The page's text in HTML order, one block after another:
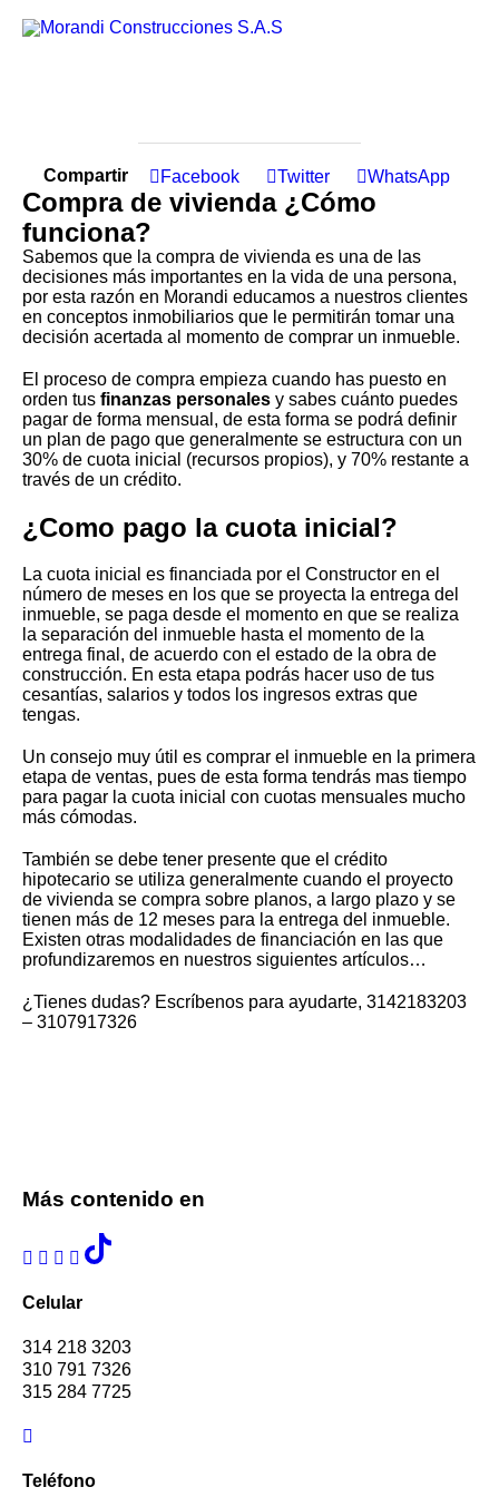
Compartir Facebook Twitter WhatsApp
Compra de vivienda ¿Cómo
funciona?
Sabemos que la compra de vivienda es una de las
decisiones más importantes en la vida de una persona,
por esta razón en Morandi educamos a nuestros clientes
en conceptos inmobiliarios que le permitirán tomar una
decisión acertada al momento de comprar un inmueble.
El proceso de compra empieza cuando has puesto en
orden tus finanzas personales y sabes cuánto puedes
pagar de forma mensual, de esta forma se podrá definir
un plan de pago que generalmente se estructura con un
30% de cuota inicial (recursos propios), y 70% restante a
través de un crédito.
¿Como pago la cuota inicial?
La cuota inicial es financiada por el Constructor en el
número de meses en los que se proyecta la entrega del
inmueble, se paga desde el momento en que se realiza
la separación del inmueble hasta el momento de la
entrega final, de acuerdo con el estado de la obra de
construcción. En esta etapa podrás hacer uso de tus
cesantías, salarios y todos los ingresos extras que
tengas.
Un consejo muy útil es comprar el inmueble en la primera
etapa de ventas, pues de esta forma tendrás mas tiempo
para pagar la cuota inicial con cuotas mensuales mucho
más cómodas.
También se debe tener presente que el crédito
hipotecario se utiliza generalmente cuando el proyecto
de vivienda se compra sobre planos, a largo plazo y se
tienen más de 12 meses para la entrega del inmueble.
Existen otras modalidades de financiación en las que
profundizaremos en nuestros siguientes artículos…
¿Tienes dudas? Escríbenos para ayudarte, 3142183203
– 3107917326
Más contenido en
Celular
314 218 3203
310 791 7326
315 284 7725
Teléfono